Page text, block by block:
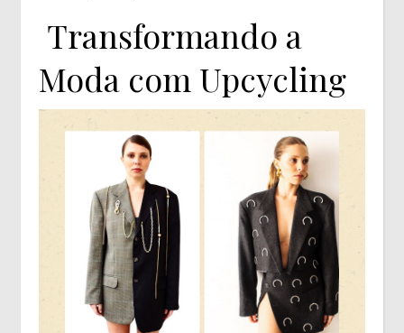
Transformando a
Moda com Upcycling